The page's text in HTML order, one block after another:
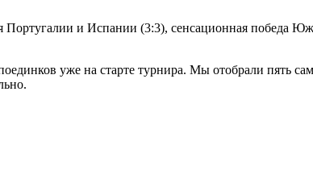
Португалии и Испании (3:3), сенсационная победа
уже на старте турнира. Мы отобрали пять